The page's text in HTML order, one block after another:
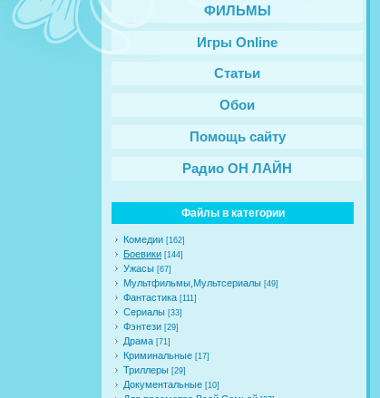
ФИЛЬМЫ
Игры Online
Статьи
Обои
Помощь сайту
Радио ОН ЛАЙН
Файлы в категории
Комедии [162]
Боевики [144]
Ужасы [67]
Мультфильмы,Мультсериалы [49]
Фантастика [111]
Сериалы [33]
Фэнтези [29]
Драма [71]
Криминальные [17]
Триллеры [29]
Документальные [10]